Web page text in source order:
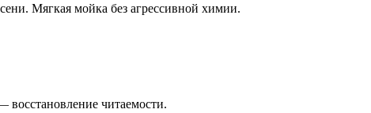
Мягкая мойка без агрессивной химии.
читаемости.